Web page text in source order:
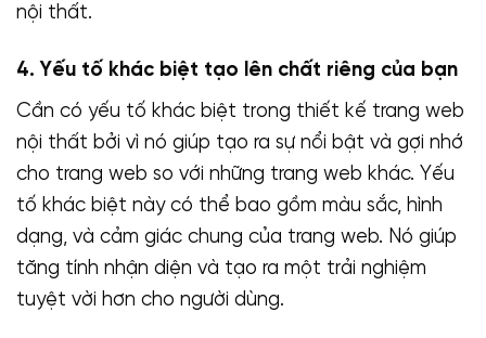
nội thất.
4. Yếu tố khác biệt tạo lên chất riêng của bạn
Cần có yếu tố khác biệt trong thiết kế trang web
nội thất bởi vì nó giúp tạo ra sự nổi bật và gợi nhớ
cho trang web so với những trang web khác. Yếu
tố khác biệt này có thể bao gồm màu sắc, hình
dạng, và cảm giác chung của trang web. Nó giúp
tăng tính nhận diện và tạo ra một trải nghiệm
tuyệt vời hơn cho người dùng.